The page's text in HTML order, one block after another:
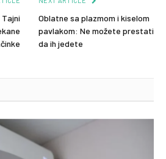
Tajni
Oblatne sa plazmom i kiselom
pavlakom: Ne možete prestati
da ih jedete